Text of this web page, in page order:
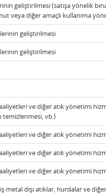
geliştirilmesi (satışa yönelik
veya diğer amaçlı kullanıma
geliştirilmesi
geliştirilmesi
ve diğer atık yönetimi
temizlenmesi, vb.)
ve diğer atık yönetimi
ve diğer atık yönetimi
ve diğer atık yönetimi
metal dışı atıklar, hurdalar ve